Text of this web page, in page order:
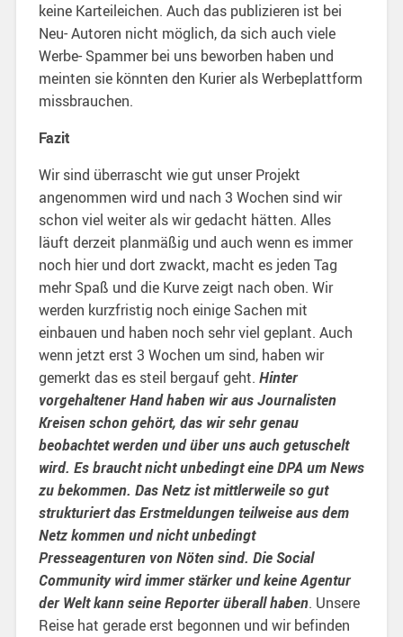
keine Karteileichen. Auch das publizieren ist bei
Neu- Autoren nicht möglich, da sich auch viele
Werbe- Spammer bei uns beworben haben und
meinten sie könnten den Kurier als Werbeplattform
missbrauchen.
Fazit
Wir sind überrascht wie gut unser Projekt
angenommen wird und nach 3 Wochen sind wir
schon viel weiter als wir gedacht hätten. Alles
läuft derzeit planmäßig und auch wenn es immer
noch hier und dort zwackt, macht es jeden Tag
mehr Spaß und die Kurve zeigt nach oben. Wir
werden kurzfristig noch einige Sachen mit
einbauen und haben noch sehr viel geplant. Auch
wenn jetzt erst 3 Wochen um sind, haben wir
gemerkt das es steil bergauf geht. Hinter
vorgehaltener Hand haben wir aus Journalisten
Kreisen schon gehört, das wir sehr genau
beobachtet werden und über uns auch getuschelt
wird. Es braucht nicht unbedingt eine DPA um News
zu bekommen. Das Netz ist mittlerweile so gut
strukturiert das Erstmeldungen teilweise aus dem
Netz kommen und nicht unbedingt
Presseagenturen von Nöten sind. Die Social
Community wird immer stärker und keine Agentur
der Welt kann seine Reporter überall haben. Unsere
Reise hat gerade erst begonnen und wir befinden